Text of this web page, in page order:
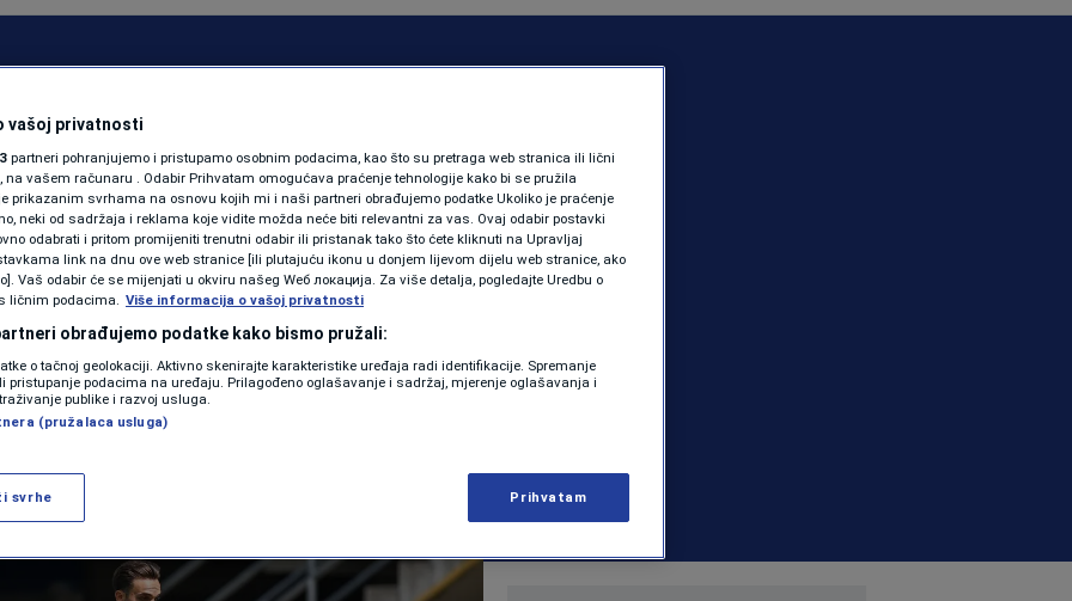
ZDRAVLJE
SHOWBIZ
KOLUMNE
PODCAST
N1 SPECIJAL
FENOMENI
NEISTRAŽENO
VIRALNO
VIDEO
još se nisu
Nurnberg
nad novim
| NOGOMET | komentara
Više
vašoj privatnosti
partneri pohranjujemo i pristupamo osobnim podacima, kao što su pretraga web stranica ili lični
na vašem računaru . Odabir Prihvatam omogućava praćenje tehnologije kako bi se pružila
prikazanim svrhama na osnovu kojih mi i naši partneri obrađujemo podatke Ukoliko je praćenje
neki od sadržaja i reklama koje vidite možda neće biti relevantni za vas. Ovaj odabir postavki
odabrati i pritom promijeniti trenutni odabir ili pristanak tako što ćete kliknuti na Upravljaj
link na dnu ove web stranice [ili plutajuću ikonu u donjem lijevom dijelu web stranice, ako
Vaš odabir će se mijenjati u okviru našeg Wеб локација. Za više detalja, pogledajte Uredbu o
ličnim podacima. Više informacija o vašoj privatnosti
obrađujemo podatke kako bismo pružali:
o tačnoj geolokaciji. Aktivno skenirajte karakteristike uređaja radi identifikacije. Spremanje
pristupanje podacima na uređaju. Prilagođeno oglašavanje i sadržaj, mjerenje oglašavanja i
publike i razvoj usluga.
(pružalaca usluga)
svrhe Prihvatam